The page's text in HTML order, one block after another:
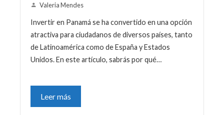
Valeria Mendes
Invertir en Panamá se ha convertido en una opción
atractiva para ciudadanos de diversos países, tanto
de Latinoamérica como de España y Estados
Unidos. En este artículo, sabrás por qué…
Leer más